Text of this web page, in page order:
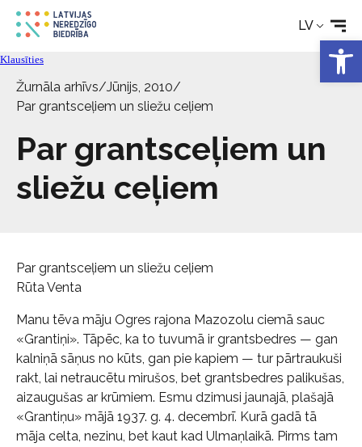
LV
Klausīties
Žurnāla arhīvs/Jūnijs, 2010/
Par grantsceļiem un sliežu ceļiem
Par grantsceļiem un
sliežu ceļiem
Par grantsceļiem un sliežu ceļiem
Rūta Venta
Manu tēva māju Ogres rajona Mazozolu ciemā sauc
«Grantiņi». Tāpēc, ka to tuvumā ir grantsbedres — gan
kalniņā sāņus no kūts, gan pie kapiem — tur pārtraukuši
rakt, lai netraucētu mirušos, bet grantsbedres palikušas,
aizaugušas ar krūmiem. Esmu dzimusi jaunajā, plašajā
«Grantiņu» mājā 1937. g. 4. decembrī. Kurā gadā tā
māja celta, nezinu, bet kaut kad Ulmaņlaikā. Pirms tam